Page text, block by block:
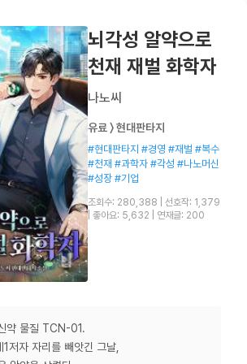
뇌각성 알약으로
천재 재벌 화학자
나노씨
유료 〉 현대판타지
#현대판타지 #경영 #재벌 #복수
#천재 #과학자 #각성 #나노머신
#성장 #기업
조회수: 280,388
선호작: 1,379
좋아요: 5,632 연재글: 200
약 물질 TCN-01.
저자 자리를 빼앗긴 그날,